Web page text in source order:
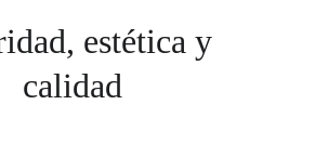
estética y
calidad